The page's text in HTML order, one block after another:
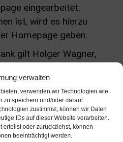
verwalten
verwenden wir Technologien wie
zu speichern und/oder darauf
zustimmst, können wir Daten
IDs auf dieser Website verarbeiten.
erteilst oder zurückziehst, können
beeinträchtigt werden.
eingearbeitet.
ist, wird es hierzu
Homepage geben.
gilt Holger Wagner,
Chronik eine Fülle an im
und Bildern
und Archiven
hat.